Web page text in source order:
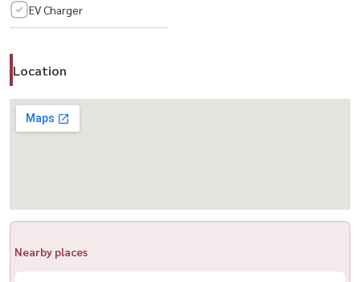
รถไฟฟ้า #คอนโดกรุงเทพ
EV Charger
Location
Nearby places